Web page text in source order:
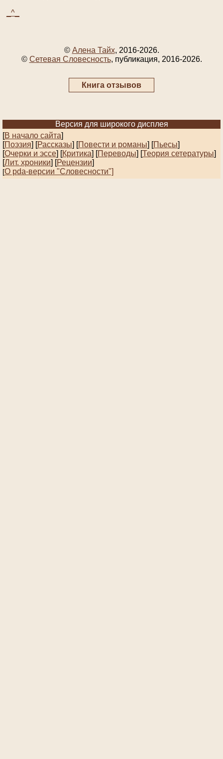
_^_
© Алена Тайх, 2016-2026.
© Сетевая Словесность, публикация, 2016-2026.
Книга отзывов
Версия для широкого дисплея
[В начало сайта]
[Поэзия] [Рассказы] [Повести и романы] [Пьесы]
[Очерки и эссе] [Критика] [Переводы] [Теория сетературы]
[Лит. хроники] [Рецензии]
[О pda-версии "Словесности"]